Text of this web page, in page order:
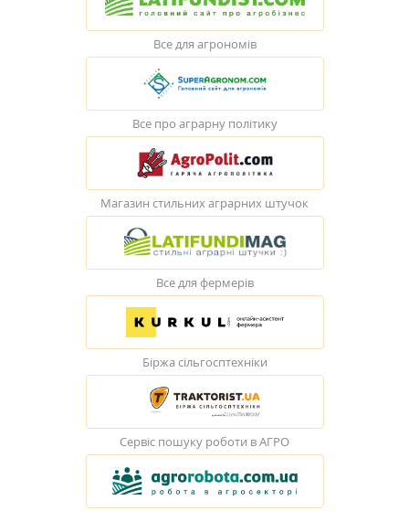
Все для агрономів
Все про аграрну політику
Магазин стильних аграрних штучок
Все для фермерів
Біржа сільгосптехніки
Сервіс пошуку роботи в АГРО